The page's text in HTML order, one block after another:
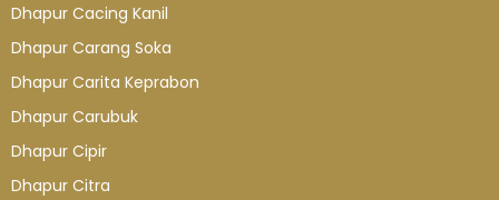
Dhapur Cacing Kanil
Dhapur Carang Soka
Dhapur Carita Keprabon
Dhapur Carubuk
Dhapur Cipir
Dhapur Citra